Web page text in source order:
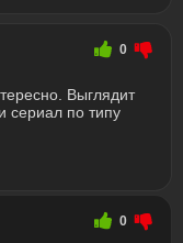
0
Выглядит
сериал по типу
0